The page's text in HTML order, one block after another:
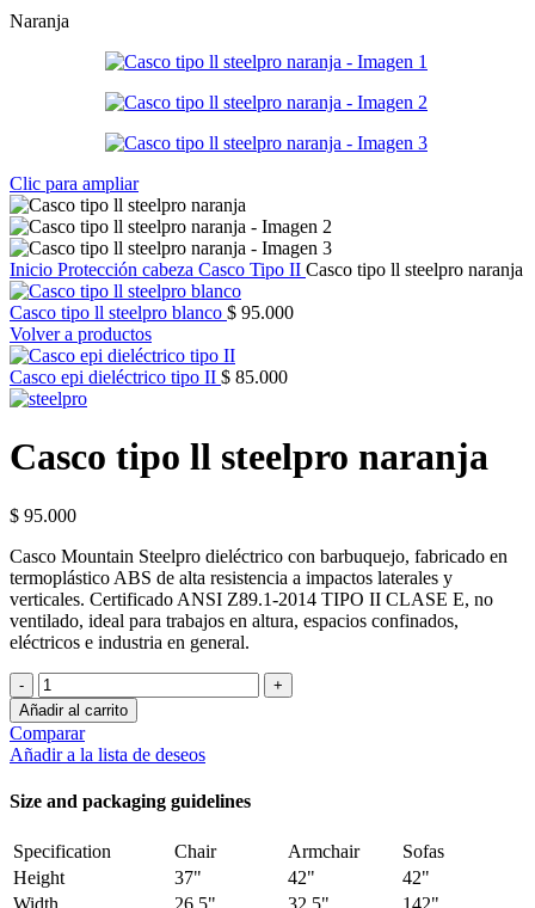
Naranja
Clic para ampliar
Inicio Protección cabeza Casco Tipo II Casco tipo ll steelpro naranja
Casco tipo ll steelpro blanco $ 95.000
Volver a productos
Casco epi dieléctrico tipo II $ 85.000
Casco tipo ll steelpro naranja
$ 95.000
Casco Mountain Steelpro dieléctrico con barbuquejo, fabricado en
termoplástico ABS de alta resistencia a impactos laterales y
verticales. Certificado ANSI Z89.1-2014 TIPO II CLASE E, no
ventilado, ideal para trabajos en altura, espacios confinados,
eléctricos e industria en general.
Casco
tipo
ll
steelpro
naranja
Añadir al carrito
Comparar
Añadir a la lista de deseos
Size and packaging guidelines
Specification Chair Armchair
Sofas
Height
37" 42"
42"